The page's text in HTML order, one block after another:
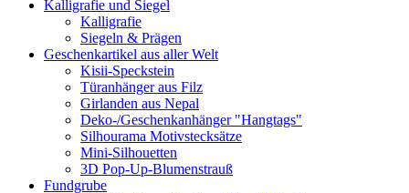
Kalligrafie und Siegel
Kalligrafie
Siegeln & Prägen
Geschenkartikel aus aller Welt
Kisii-Speckstein
Türanhänger aus Filz
Girlanden aus Nepal
Deko-/Geschenkanhänger "Hangtags"
Silhourama Motivstecksätze
Mini-Silhouetten
3D Pop-Up-Blumenstrauß
Fundgrube